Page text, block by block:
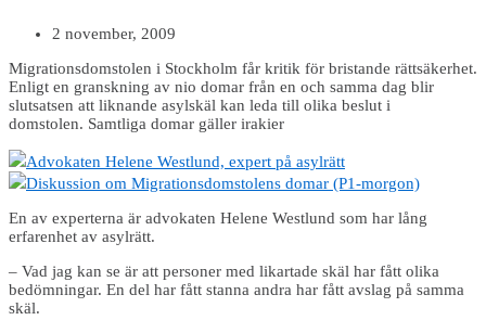
2 november, 2009
Migrationsdomstolen i Stockholm får kritik för bristande rättsäkerhet.
Enligt en granskning av nio domar från en och samma dag blir
slutsatsen att liknande asylskäl kan leda till olika beslut i
domstolen. Samtliga domar gäller irakier
Advokaten Helene Westlund, expert på asylrätt
Diskussion om Migrationsdomstolens domar (P1-morgon)
En av experterna är advokaten Helene Westlund som har lång
erfarenhet av asylrätt.
– Vad jag kan se är att personer med likartade skäl har fått olika
bedömningar. En del har fått stanna andra har fått avslag på samma
skäl.